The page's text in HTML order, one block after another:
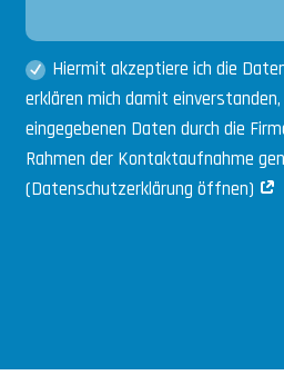
Hiermit akzeptiere ich die
erklären mich damit
eingegebenen Daten durch die
Rahmen der Kontaktaufnahme
(Datenschutzerklärung öffnen)